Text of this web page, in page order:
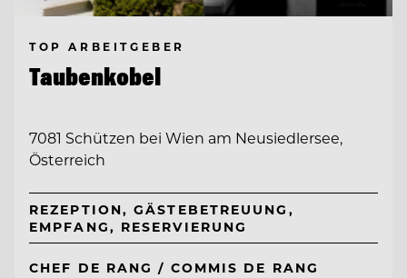
TOP ARBEITGEBER
Taubenkobel
7081 Schützen bei Wien am Neusiedlersee,
Österreich
REZEPTION, GÄSTEBETREUUNG,
EMPFANG, RESERVIERUNG
CHEF DE RANG / COMMIS DE RANG